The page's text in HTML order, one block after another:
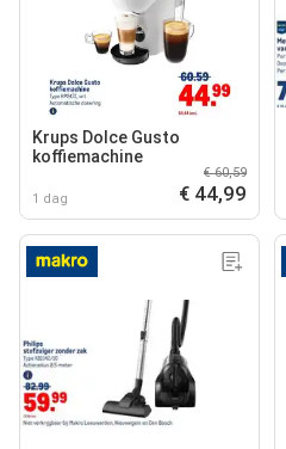
Krups Dolce Gusto
koffiemachine
1 dag
€ 60,59
€ 44,99